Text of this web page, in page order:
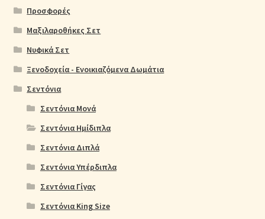
Προσφορές
Μαξιλαροθήκες Σετ
Νυφικά Σετ
Ξενοδοχεία - Ενοικιαζόμενα Δωμάτια
Σεντόνια
Σεντόνια Μονά
Σεντόνια Ημίδιπλα
Σεντόνια Διπλά
Σεντόνια Υπέρδιπλα
Σεντόνια Γίγας
Σεντόνια King Size